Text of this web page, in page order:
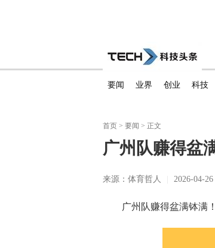
要闻 业界 创业 科技
首页 > 要闻 > 正文
广州队赚得盆
来源：体育哲人 2026-04-
广州队赚得盆满钵满